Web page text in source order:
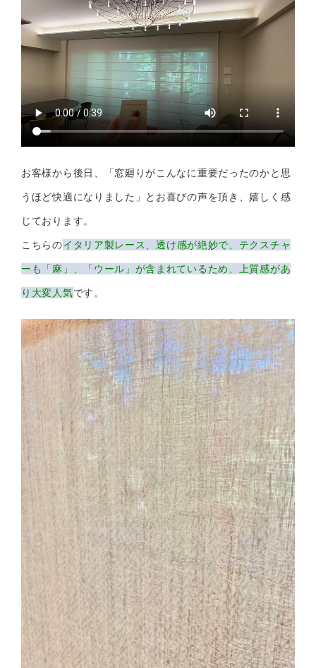
お客様から後日、「窓廻りがこんなに重要だったのかと思
うほど快適になりました」とお喜びの声を頂き、嬉しく感
じております。
こちらのイタリア製レース、透け感が絶妙で、テクスチャ
ーも「麻」、「ウール」が含まれているため、上質感があ
り大変人気です。